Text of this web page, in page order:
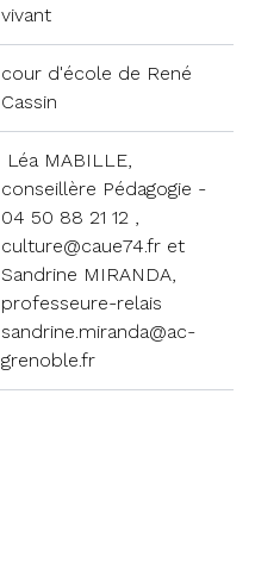
vivant
cour d'école de René
Cassin
Léa MABILLE,
conseillère Pédagogie -
04 50 88 21 12 ,
culture@caue74.fr et
Sandrine MIRANDA,
professeure-relais
sandrine.miranda@ac-
grenoble.fr